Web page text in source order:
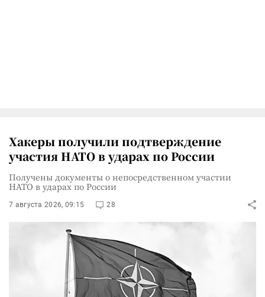
Хакеры получили подтверждение
участия НАТО в ударах по России
Получены документы о непосредственном участии
НАТО в ударах по России
7 августа 2026, 09:15 28